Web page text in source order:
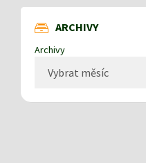
ARCHIVY
Archivy